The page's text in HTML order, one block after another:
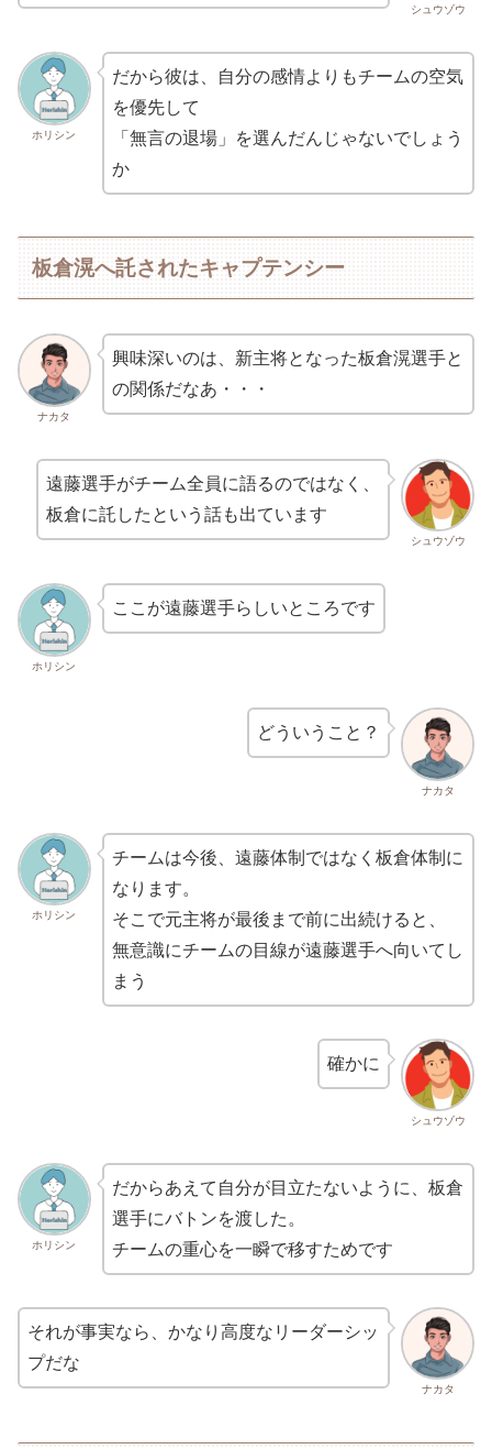
シュウゾウ
ホリシン
だから彼は、自分の感情よりもチームの空気
を優先して
「無言の退場」を選んだんじゃないでしょう
か
板倉滉へ託されたキャプテンシー
ナカタ
興味深いのは、新主将となった板倉滉選手と
の関係だなあ・・・
シュウゾウ
遠藤選手がチーム全員に語るのではなく、
板倉に託したという話も出ています
ホリシン
ここが遠藤選手らしいところです
ナカタ
どういうこと？
ホリシン
チームは今後、遠藤体制ではなく板倉体制に
なります。
そこで元主将が最後まで前に出続けると、
無意識にチームの目線が遠藤選手へ向いてし
まう
シュウゾウ
確かに
ホリシン
だからあえて自分が目立たないように、板倉
選手にバトンを渡した。
チームの重心を一瞬で移すためです
ナカタ
それが事実なら、かなり高度なリーダーシッ
プだな